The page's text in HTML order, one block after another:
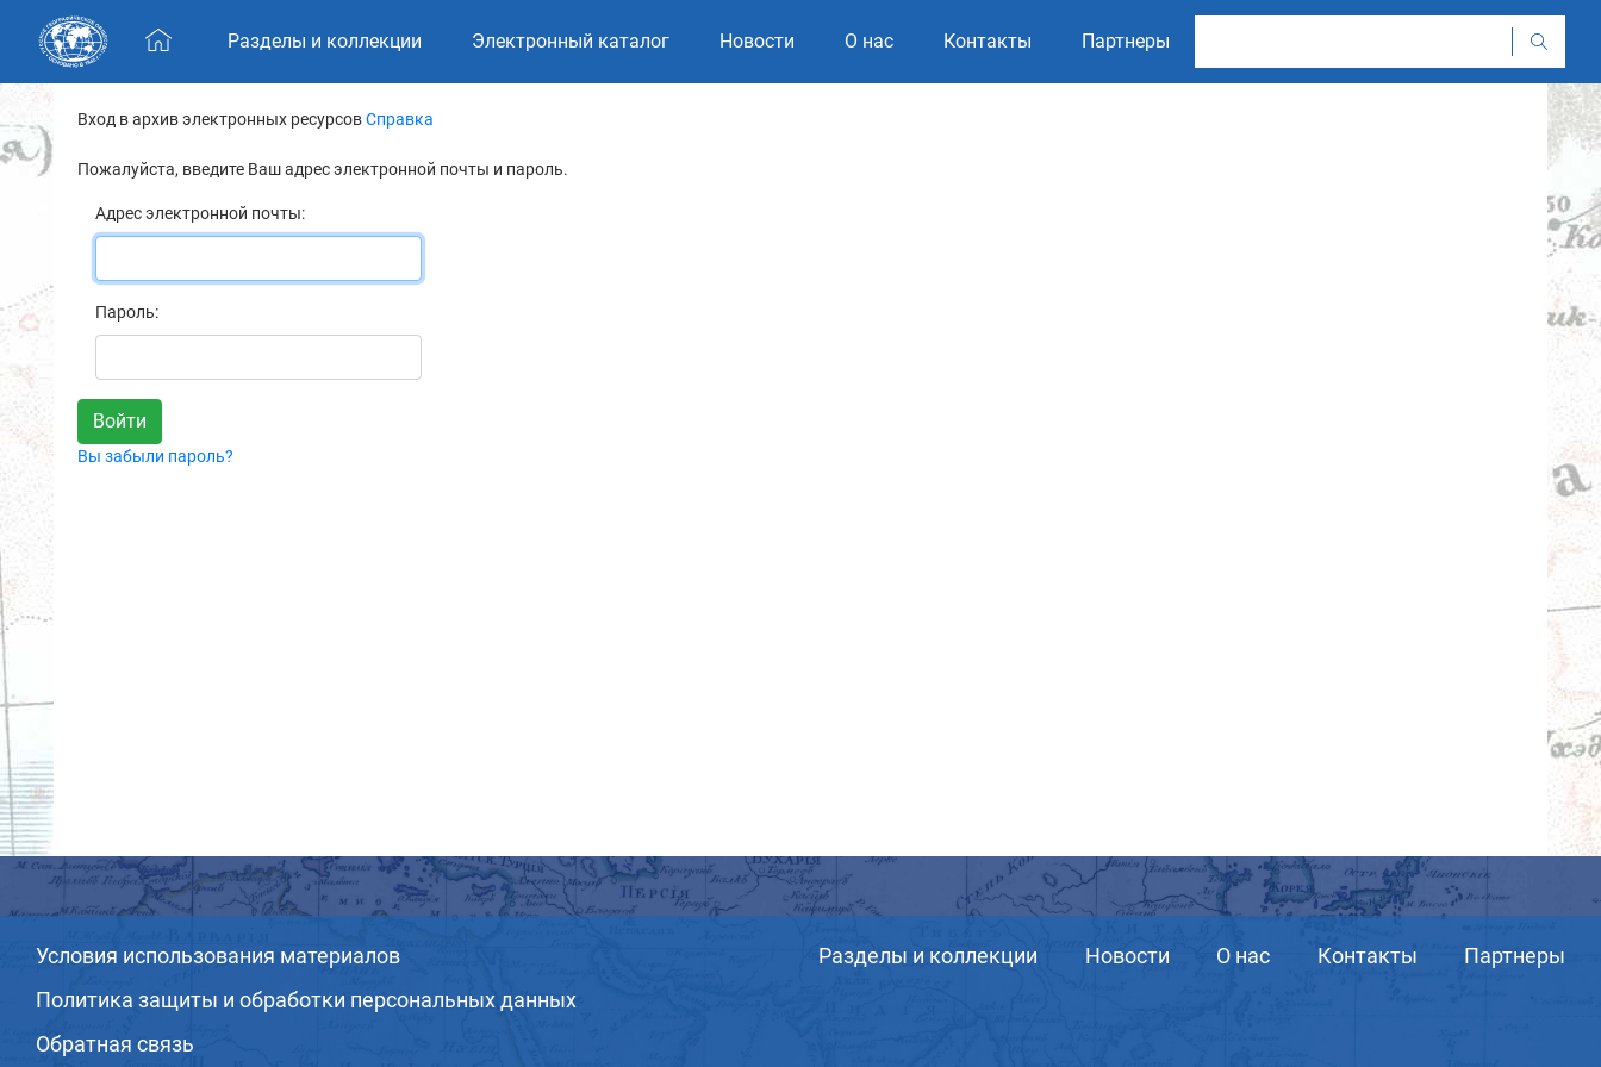
Skip navigation
Разделы и коллекции Электронный каталог Новости О нас Контакты Партнеры
Вход в архив электронных ресурсовСправка
Пожалуйста, введите Ваш адрес электронной почты и пароль.
Адрес электронной почты:
Пароль:
Вы забыли пароль?
Условия использования материалов
Политика защиты и обработки персональных данных
Обратная связь
Разделы и коллекции Новости О нас Контакты Партнеры